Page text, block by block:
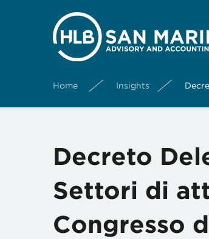
Home Insights
Decreto
Settori di
Congresso